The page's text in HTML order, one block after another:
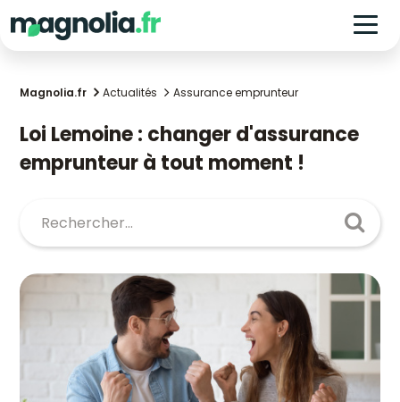
Magnolia.fr Actualités Assurance emprunteur
Loi Lemoine : changer d'assurance
emprunteur à tout moment !